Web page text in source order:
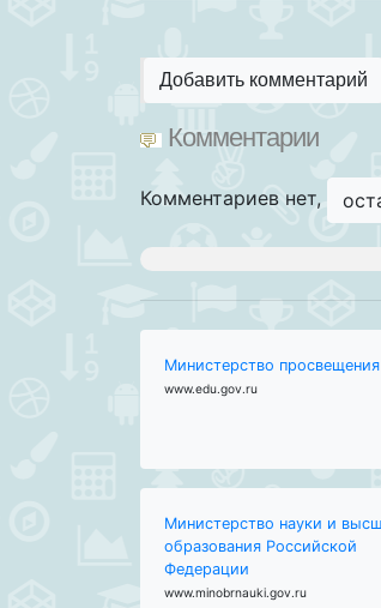
Добавить комментарий
Комментарии
Комментариев нет,
Министерство
www.edu.gov.ru
Министерство науки и
образования Российской
Федерации
www.minobrnauki.gov.ru